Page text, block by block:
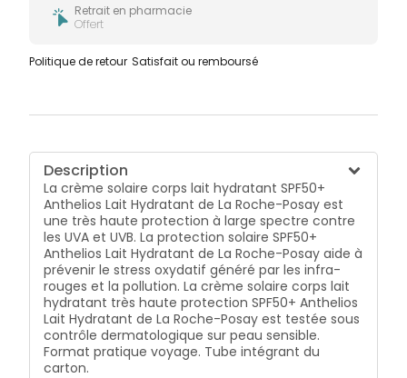
Retrait en pharmacie
Offert
Politique de retour Satisfait ou remboursé
Description
La crème solaire corps lait hydratant SPF50+
Anthelios Lait Hydratant de La Roche-Posay est
une très haute protection à large spectre contre
les UVA et UVB. La protection solaire SPF50+
Anthelios Lait Hydratant de La Roche-Posay aide à
prévenir le stress oxydatif généré par les infra-
rouges et la pollution. La crème solaire corps lait
hydratant très haute protection SPF50+ Anthelios
Lait Hydratant de La Roche-Posay est testée sous
contrôle dermatologique sur peau sensible.
Format pratique voyage. Tube intégrant du
carton.